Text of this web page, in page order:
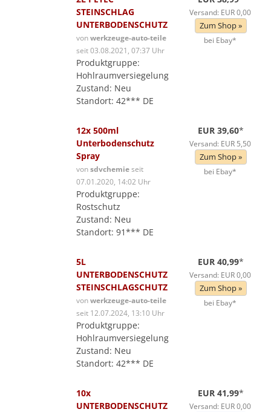
STEINSCHLAG
UNTERBODENSCHUTZ
vonwerkzeuge-auto-teile
seit 03.08.2021, 07:37 Uhr
Produktgruppe:
Hohlraumversiegelung
Zustand: Neu
Standort: 42*** DE
Versand: EUR 0,00
Zum Shop »
bei Ebay*
12x 500ml
Unterbodenschutz
Spray
vonsdvchemieseit
07.01.2020, 14:02 Uhr
Produktgruppe:
Rostschutz
Zustand: Neu
Standort: 91*** DE
EUR 39,60*
Versand: EUR 5,50
Zum Shop »
bei Ebay*
5L
UNTERBODENSCHUTZ
STEINSCHLAGSCHUTZ
vonwerkzeuge-auto-teile
seit 12.07.2024, 13:10 Uhr
Produktgruppe:
Hohlraumversiegelung
Zustand: Neu
Standort: 42*** DE
EUR 40,99*
Versand: EUR 0,00
Zum Shop »
bei Ebay*
10x
UNTERBODENSCHUTZ
EUR 41,99*
Versand: EUR 0,00